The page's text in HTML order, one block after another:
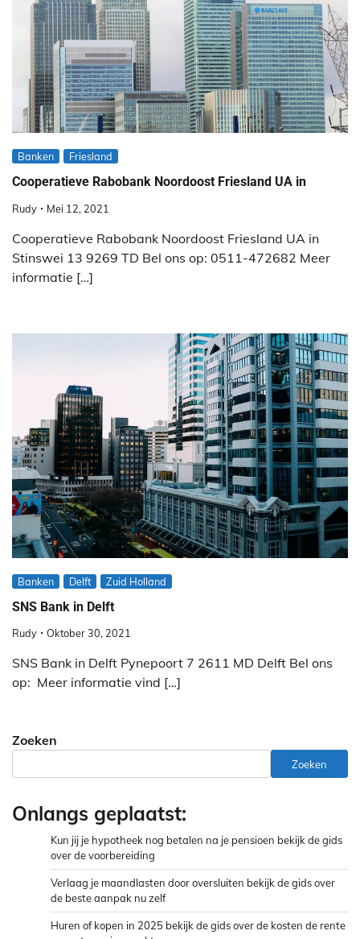
Banken Friesland
Cooperatieve Rabobank Noordoost Friesland UA in
Rudy Mei 12, 2021
Cooperatieve Rabobank Noordoost Friesland UA in
Stinswei 13 9269 TD Bel ons op: 0511-472682 Meer
informatie […]
Banken Delft Zuid Holland
SNS Bank in Delft
Rudy Oktober 30, 2021
SNS Bank in Delft Pynepoort 7 2611 MD Delft Bel ons
op: Meer informatie vind […]
Zoeken
Zoeken
Onlangs geplaatst:
Kun jij je hypotheek nog betalen na je pensioen bekijk de gids
over de voorbereiding
Verlaag je maandlasten door oversluiten bekijk de gids over
de beste aanpak nu zelf
Huren of kopen in 2025 bekijk de gids over de kosten de rente